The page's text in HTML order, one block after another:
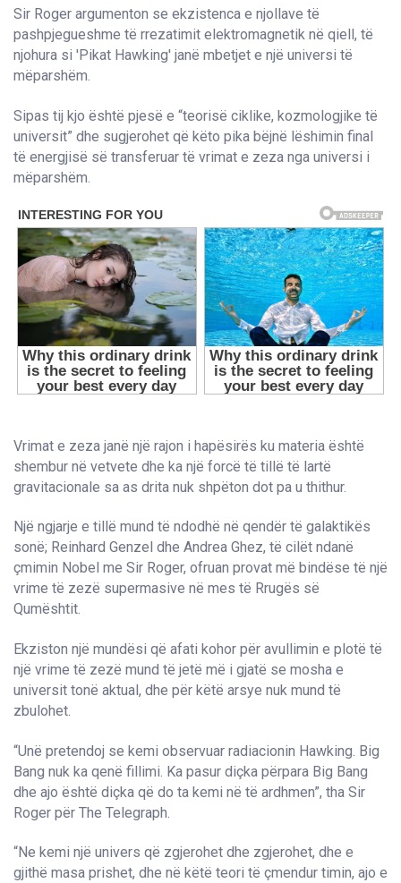
Sir Roger argumenton se ekzistenca e njollave të
pashpjegueshme të rrezatimit elektromagnetik në qiell, të
njohura si 'Pikat Hawking' janë mbetjet e një universi të
mëparshëm.
Sipas tij kjo është pjesë e “teorisë ciklike, kozmologjike të
universit” dhe sugjerohet që këto pika bëjnë lëshimin final
të energjisë së transferuar të vrimat e zeza nga universi i
mëparshëm.
Vrimat e zeza janë një rajon i hapësirës ku materia është
shembur në vetvete dhe ka një forcë të tillë të lartë
gravitacionale sa as drita nuk shpëton dot pa u thithur.
Një ngjarje e tillë mund të ndodhë në qendër të galaktikës
sonë; Reinhard Genzel dhe Andrea Ghez, të cilët ndanë
çmimin Nobel me Sir Roger, ofruan provat më bindëse të një
vrime të zezë supermasive në mes të Rrugës së
Qumështit.
Ekziston një mundësi që afati kohor për avullimin e plotë të
një vrime të zezë mund të jetë më i gjatë se mosha e
universit tonë aktual, dhe për këtë arsye nuk mund të
zbulohet.
“Unë pretendoj se kemi observuar radiacionin Hawking. Big
Bang nuk ka qenë fillimi. Ka pasur diçka përpara Big Bang
dhe ajo është diçka që do ta kemi në të ardhmen”, tha Sir
Roger për The Telegraph.
“Ne kemi një univers që zgjerohet dhe zgjerohet, dhe e
gjithë masa prishet, dhe në këtë teori të çmendur timin, ajo e